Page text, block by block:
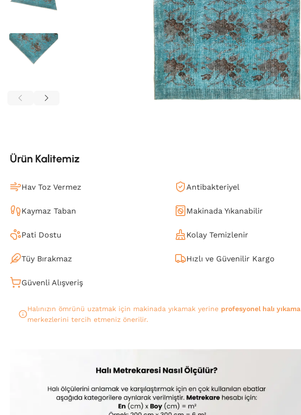
Ürün Kalitemiz
Hav Toz Vermez Antibakteriyel
Kaymaz Taban Makinada Yıkanabilir
Pati Dostu Kolay Temizlenir
Tüy Bırakmaz Hızlı ve Güvenilir Kargo
Güvenli Alışveriş
Halınızın ömrünü uzatmak için makinada yıkamak yerine profesyonel halı yıkama
merkezlerini tercih etmeniz önerilir.